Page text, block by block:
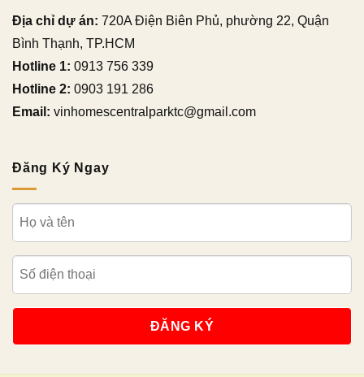
Địa chỉ dự án: 720A Điện Biên Phủ, phường 22, Quận
Bình Thạnh, TP.HCM
Hotline 1: 0913 756 339
Hotline 2: 0903 191 286
Email: vinhomescentralparktc@gmail.com
Đăng Ký Ngay